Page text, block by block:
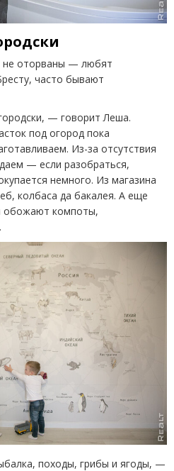
не оторваны — любят
часто бывают
— говорит Леша.
под огород пока
Из-за отсутствия
— если разобраться,
немного. Из магазина
колбаса да бакалея. А еще
обожают компоты,
походы, грибы и ягоды, —